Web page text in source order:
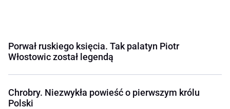
Porwał ruskiego księcia. Tak palatyn Piotr
Włostowic został legendą
Chrobry. Niezwykła powieść o pierwszym królu
Polski